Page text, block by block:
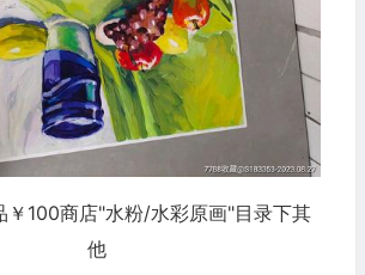
￥100商店"水粉/水彩原画"目录下其
他